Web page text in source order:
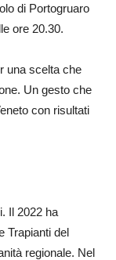
di Portogruaro
ore 20.30.
una scelta che
Un gesto che
con risultati
Il 2022 ha
Trapianti del
regionale. Nel